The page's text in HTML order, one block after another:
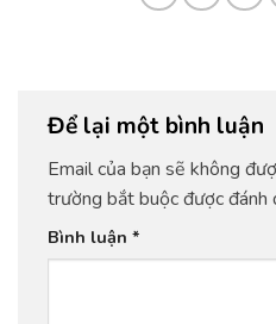
Để lại một bình luận
Email của bạn sẽ không
trường bắt buộc được đánh
Bình luận *